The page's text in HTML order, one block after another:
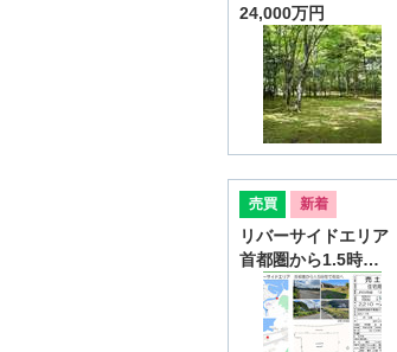
24,000万円
売買 新着
リバーサイドエリア
首都圏から1.5時…